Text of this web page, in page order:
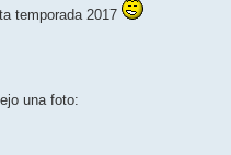
temporada 2017
una foto: